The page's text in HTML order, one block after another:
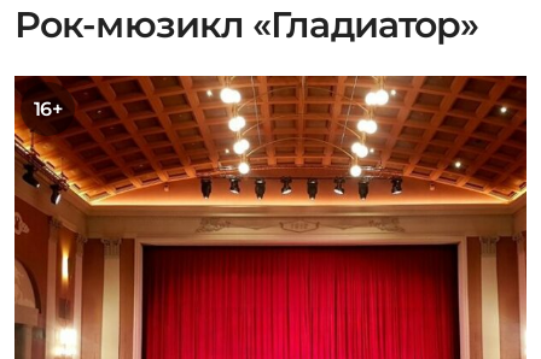
Рок-мюзикл «Гладиатор»
16+